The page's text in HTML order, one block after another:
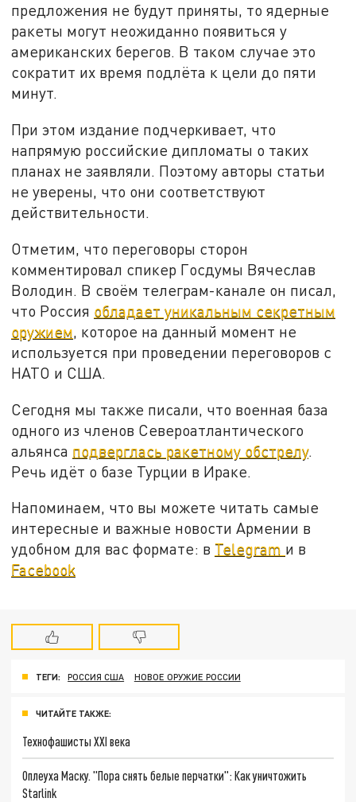
предложения не будут приняты, то ядерные
ракеты могут неожиданно появиться у
американских берегов. В таком случае это
сократит их время подлёта к цели до пяти
минут.
При этом издание подчеркивает, что
напрямую российские дипломаты о таких
планах не заявляли. Поэтому авторы статьи
не уверены, что они соответствуют
действительности.
Отметим, что переговоры сторон
комментировал спикер Госдумы Вячеслав
Володин. В своём телеграм-канале он писал,
что Россия обладает уникальным секретным
оружием, которое на данный момент не
используется при проведении переговоров с
НАТО и США.
Сегодня мы также писали, что военная база
одного из членов Североатлантического
альянса подверглась ракетному обстрелу.
Речь идёт о базе Турции в Ираке.
Напоминаем, что вы можете читать самые
интересные и важные новости Армении в
удобном для вас формате: в Telegram и в
Facebook
ТЕГИ: РОССИЯ США НОВОЕ ОРУЖИЕ РОССИИ
ЧИТАЙТЕ ТАКЖЕ:
Технофашисты XXI века
Оплеуха Маску. "Пора снять белые перчатки": Как уничтожить
Starlink